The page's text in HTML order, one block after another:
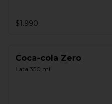
$1.990
Coca-cola Zero
Lata 350 ml.